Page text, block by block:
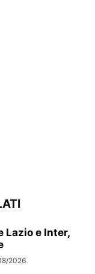
Lazio e Inter,
2026